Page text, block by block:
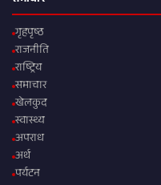
गृहपृष्ठ
राजनीति
राष्ट्रिय
समाचार
खेलकुद
स्वास्थ्य
अपराध
अर्थ
पर्यटन